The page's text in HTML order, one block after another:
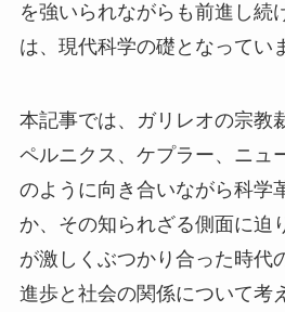
を強いられながらも前進し続
は、現代科学の礎となってい
本記事では、ガリレオの宗教
ペルニクス、ケプラー、ニュ
のように向き合いながら科学
か、その知られざる側面に迫
が激しくぶつかり合った時代
進歩と社会の関係について考